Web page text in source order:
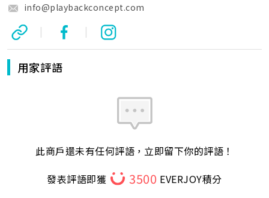
info@playbackconcept.com
| |
用家評語
此商戶還未有任何評語，立即留下你的評語！
發表評語即獲
3500 EVERJOY積分